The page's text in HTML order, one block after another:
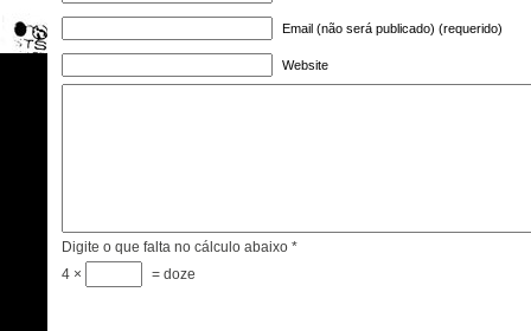
Email (não será publicado) (requerido)
Website
Digite o que falta no cálculo abaixo *
4 ×
= doze